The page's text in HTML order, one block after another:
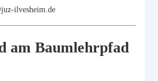
ilvesheim.de
am Baumlehrpfad